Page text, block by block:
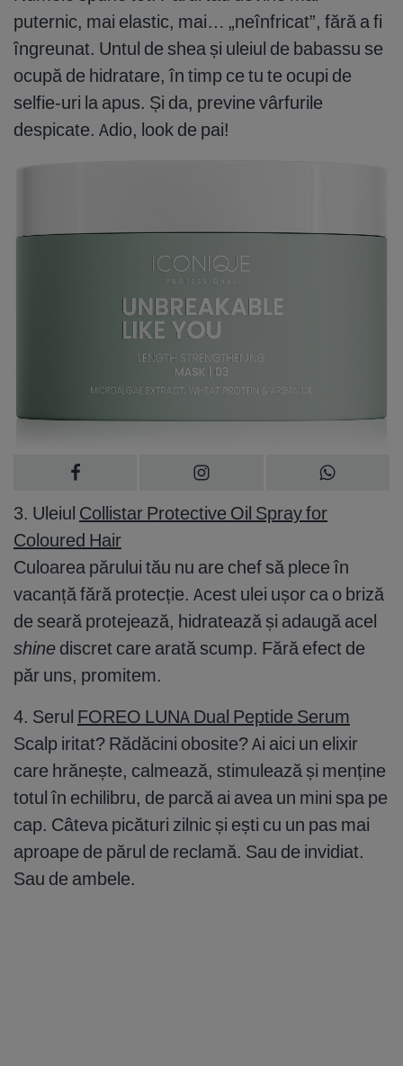
puternic, mai elastic, mai… „neînfricat”, fără a fi
îngreunat. Untul de shea și uleiul de babassu se
ocupă de hidratare, în timp ce tu te ocupi de
selfie-uri la apus. Și da, previne vârfurile
despicate. Adio, look de pai!
3. Uleiul Collistar Protective Oil Spray for
Coloured Hair
Culoarea părului tău nu are chef să plece în
vacanță fără protecție. Acest ulei ușor ca o briză
de seară protejează, hidratează și adaugă acel
shine discret care arată scump. Fără efect de
păr uns, promitem.
4. Serul FOREO LUNA Dual Peptide Serum
Scalp iritat? Rădăcini obosite? Ai aici un elixir
care hrănește, calmează, stimulează și menține
totul în echilibru, de parcă ai avea un mini spa pe
cap. Câteva picături zilnic și ești cu un pas mai
aproape de părul de reclamă. Sau de invidiat.
Sau de ambele.